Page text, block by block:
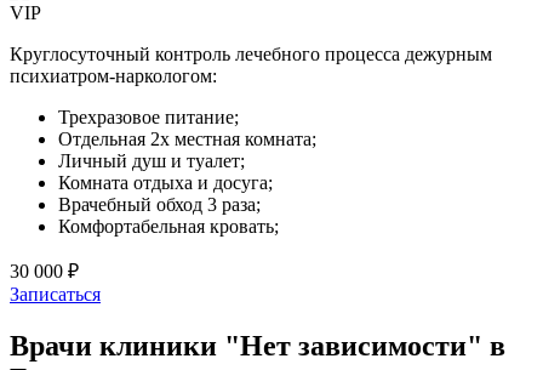
VIP
Круглосуточный контроль лечебного процесса дежурным
психиатром-наркологом:
Трехразовое питание;
Отдельная 2х местная комната;
Личный душ и туалет;
Комната отдыха и досуга;
Врачебный обход 3 раза;
Комфортабельная кровать;
30 000 ₽
Записаться
Врачи клиники "Нет зависимости" в